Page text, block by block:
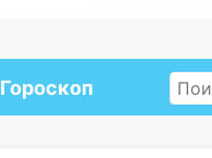
Гороскоп